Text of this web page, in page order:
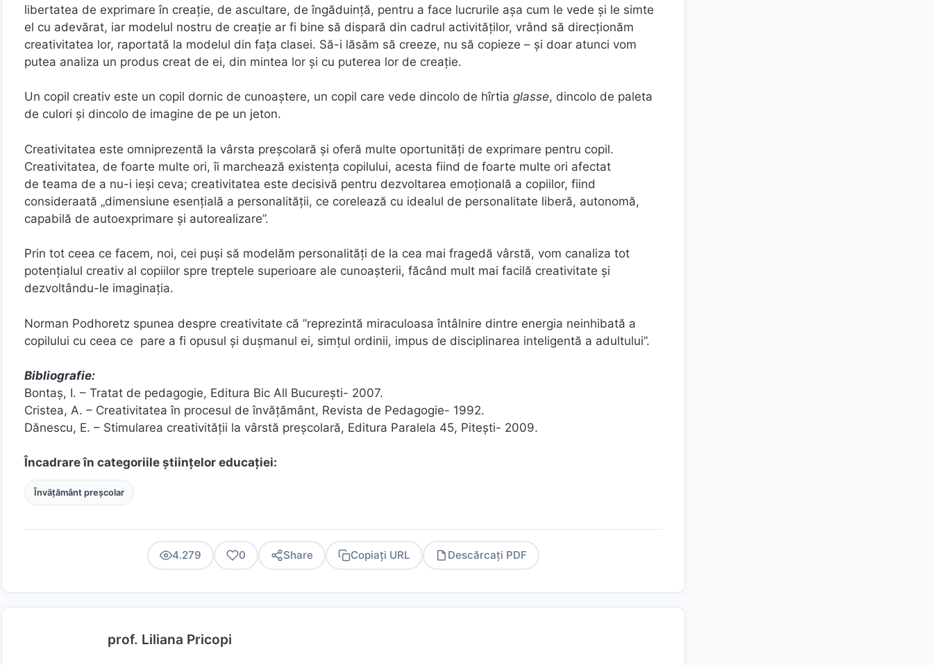
libertatea de exprimare în creaţie, de ascultare, de îngăduinţă, pentru a face lucrurile aşa cum le vede şi le simte
el cu adevărat, iar modelul nostru de creaţie ar fi bine să dispară din cadrul activităţilor, vrând să direcţionăm
creativitatea lor, raportată la modelul din faţa clasei. Să-i lăsăm să creeze, nu să copieze – şi doar atunci vom
putea analiza un produs creat de ei, din mintea lor şi cu puterea lor de creaţie.
Un copil creativ este un copil dornic de cunoaştere, un copil care vede dincolo de hîrtia glasse, dincolo de paleta
de culori şi dincolo de imagine de pe un jeton.
Creativitatea este omniprezentă la vârsta preşcolară şi oferă multe oportunităţi de exprimare pentru copil.
Creativitatea, de foarte multe ori, îi marchează existenţa copilului, acesta fiind de foarte multe ori afectat
de teama de a nu-i ieşi ceva; creativitatea este decisivă pentru dezvoltarea emoţională a copiilor, fiind
consideraată „dimensiune esenţială a personalităţii, ce corelează cu idealul de personalitate liberă, autonomă,
capabilă de autoexprimare şi autorealizare”.
Prin tot ceea ce facem, noi, cei puşi să modelăm personalităţi de la cea mai fragedă vârstă, vom canaliza tot
potenţialul creativ al copiilor spre treptele superioare ale cunoaşterii, făcând mult mai facilă creativitate şi
dezvoltându-le imaginaţia.
Norman Podhoretz spunea despre creativitate că ”reprezintă miraculoasa întâlnire dintre energia neinhibată a
copilului cu ceea ce pare a fi opusul şi duşmanul ei, simţul ordinii, impus de disciplinarea inteligentă a adultului”.
Bibliografie:
Bontaş, I. – Tratat de pedagogie, Editura Bic All Bucureşti- 2007.
Cristea, A. – Creativitatea în procesul de învăţământ, Revista de Pedagogie- 1992.
Dănescu, E. – Stimularea creativităţii la vârstă preşcolară, Editura Paralela 45, Piteşti- 2009.
Încadrare în categoriile științelor educației:
Învățământ preșcolar
4.279 0 Share Copiați URL Descărcați PDF
prof. Liliana Pricopi